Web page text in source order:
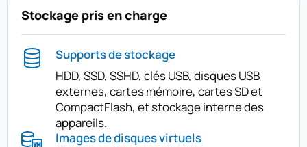
Stockage pris en charge
Supports de stockage
HDD, SSD, SSHD, clés USB, disques USB
externes, cartes mémoire, cartes SD et
CompactFlash, et stockage interne des
appareils.
Images de disques virtuels